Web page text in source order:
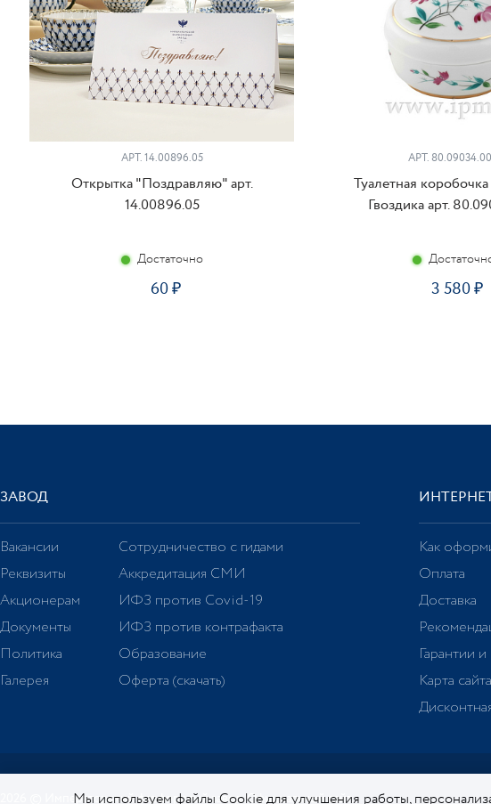
АРТ. 14.00896.05
Открытка "Поздравляю" арт.
14.00896.05
Достаточно
60
АРТ.
Туалетная
Гвоздика арт.
3 580
ЗАВОД
Вакансии
Реквизиты
Акционерам
Документы
Политика
Галерея
Сотрудничество с гидами
Аккредитация СМИ
ИФЗ против Covid-19
ИФЗ против контрафакта
Образование
Оферта (скачать)
Как
Оплата
Доставка
Гарантии
Карта сайта
2026 © Императорский фарфоровый завод. Официальный сайт.
Мы используем файлы Cookie для улучшения работы,